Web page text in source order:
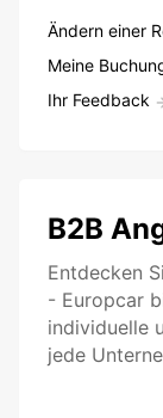
Ändern einer
Meine
Ihr Feedback
B2B
Entdecken
- Europcar
individuelle
jede